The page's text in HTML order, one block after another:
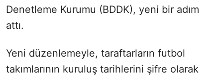
Denetleme Kurumu (BDDK), yeni bir adım
attı.
Yeni düzenlemeyle, taraftarların futbol
takımlarının kuruluş tarihlerini şifre olarak